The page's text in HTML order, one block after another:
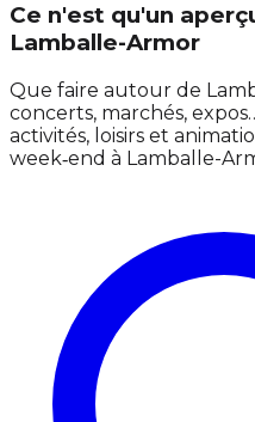
Ce n'est qu'un
Lamballe-Armor
Que faire autour de
concerts, marchés,
activités, loisirs et
week‑end à Lamballe-